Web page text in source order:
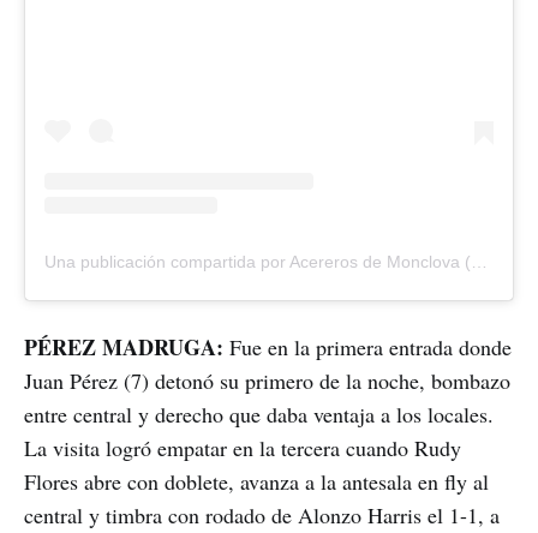
PÉREZ MADRUGA: Fue en la primera entrada donde
Juan Pérez (7) detonó su primero de la noche, bombazo
entre central y derecho que daba ventaja a los locales.
La visita logró empatar en la tercera cuando Rudy
Flores abre con doblete, avanza a la antesala en fly al
central y timbra con rodado de Alonzo Harris el 1-1, a